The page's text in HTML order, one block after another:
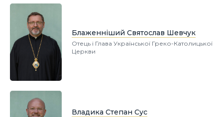
Блаженніший Святослав Шевчук
Отець і Глава Української Греко-Католицької
Церкви
Владика Степан Сус